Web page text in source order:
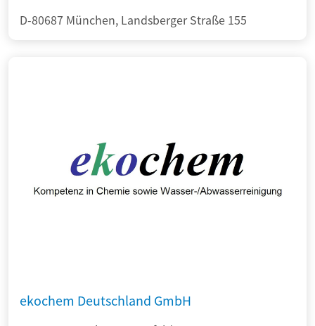
D-80687 München, Landsberger Straße 155
ekochem Deutschland GmbH